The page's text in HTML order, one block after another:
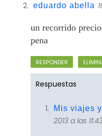
eduardo abella
un recorrido
pena
RESPONDER
Respuestas
Mis viajes
2013 a las